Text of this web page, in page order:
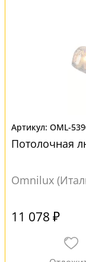
OML-
Потолочная
Omnilux
11 078 ₽